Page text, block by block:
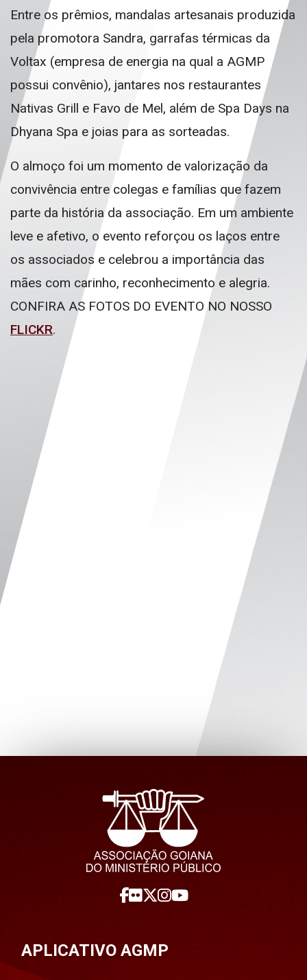
Entre os prêmios, mandalas artesanais produzida
pela promotora Sandra, garrafas térmicas da
Voltax (empresa de energia na qual a AGMP
possui convênio), jantares nos restaurantes
Nativas Grill e Favo de Mel, além de Spa Days na
Dhyana Spa e joias para as sorteadas.
O almoço foi um momento de valorização da
convivência entre colegas e famílias que fazem
parte da história da associação. Em um ambiente
leve e afetivo, o evento reforçou os laços entre
os associados e celebrou a importância das
mães com carinho, reconhecimento e alegria.
CONFIRA AS FOTOS DO EVENTO NO NOSSO
FLICKR.
APLICATIVO AGMP